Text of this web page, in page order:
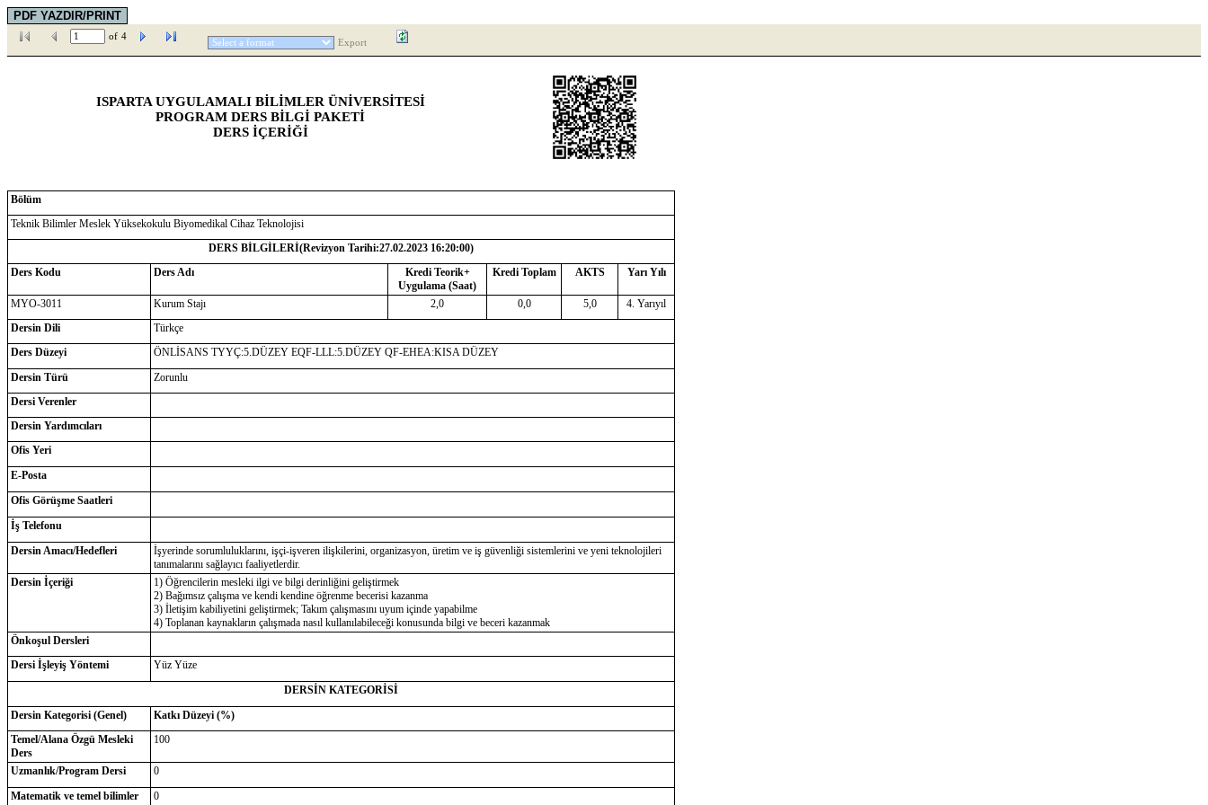
of 4
Export
ISPARTA UYGULAMALI BİLİMLER ÜNİVERSİTESİ
PROGRAM DERS BİLGİ PAKETİ
DERS İÇERİĞİ
Bölüm
Teknik Bilimler Meslek Yüksekokulu Biyomedikal Cihaz Teknolojisi
DERS BİLGİLERİ(Revizyon Tarihi:27.02.2023 16:20:00)
Ders Kodu
Ders Adı
Kredi Teorik+
Uygulama (Saat)
Kredi Toplam AKTS Yarı Yılı
MYO-3011 Kurum Stajı 2,0 0,0 5,0
4. Yarıyıl
Dersin Dili
Türkçe
Ders Düzeyi
ÖNLİSANS TYYÇ:5.DÜZEY EQF-LLL:5.DÜZEY QF-EHEA:KISA DÜZEY
Dersin Türü
Zorunlu
Dersi Verenler
Dersin Yardımcıları
Ofis Yeri
E-Posta
Ofis Görüşme Saatleri
İş Telefonu
Dersin Amacı/Hedefleri
İşyerinde sorumluluklarını, işçi-işveren ilişkilerini, organizasyon, üretim ve iş güvenliği sistemlerini ve yeni teknolojileri
tanımalarını sağlayıcı faaliyetlerdir.
Dersin İçeriği
1) Öğrencilerin mesleki ilgi ve bilgi derinliğini geliştirmek
2) Bağımsız çalışma ve kendi kendine öğrenme becerisi kazanma
3) İletişim kabiliyetini geliştirmek; Takım çalışmasını uyum içinde yapabilme
4) Toplanan kaynakların çalışmada nasıl kullanılabileceği konusunda bilgi ve beceri kazanmak
Önkoşul Dersleri
Dersi İşleyiş Yöntemi
Yüz Yüze
DERSİN KATEGORİSİ
Dersin Kategorisi (Genel)
Katkı Düzeyi (%)
Temel/Alana Özgü Mesleki
Ders
100
Uzmanlık/Program Dersi
0
Matematik ve temel bilimler
0